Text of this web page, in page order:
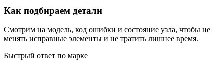
Как подбираем детали
Смотрим на модель, код ошибки и состояние узла, чтобы не
менять исправные элементы и не тратить лишнее время.
Быстрый ответ по марке